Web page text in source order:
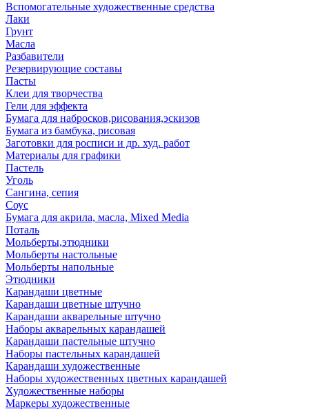
Вспомогательные художественные средства
Лаки
Грунт
Масла
Разбавители
Резервирующие составы
Пасты
Клеи для творчества
Гели для эффекта
Бумага для набросков,рисования,эскизов
Бумага из бамбука, рисовая
Заготовки для росписи и др. худ. работ
Материалы для графики
Пастель
Уголь
Сангина, сепия
Соус
Бумага для акрила, масла, Mixed Media
Поталь
Мольберты,этюдники
Мольберты настольные
Мольберты напольные
Этюдники
Карандаши цветные
Карандаши цветные штучно
Карандаши акварельные штучно
Наборы акварельных карандашей
Карандаши пастельные штучно
Наборы пастельных карандашей
Карандаши художественные
Наборы художественных цветных карандашей
Художественные наборы
Маркеры художественные